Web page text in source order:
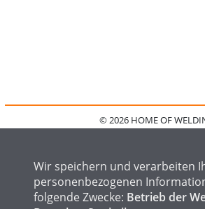
© 2026 HOME OF
FAQ
Wir speichern und verarbeiten
personenbezogenen
folgende Zwecke: Betrieb der